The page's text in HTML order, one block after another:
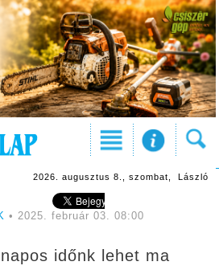
2026. augusztus 8., szombat, László
• 2025. február 03. 08:00
időnk lehet ma